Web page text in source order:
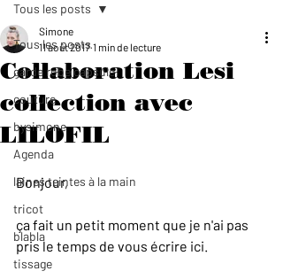
Tous les posts
garde robe capsule
couture
bysimone
Agenda
laines teintes à la main
tricot
blabla
tissage
Tous les posts
Collaboration Lesi
collection avec
LILOFIL
Simone
11 août 2017 1 min de lecture
Bonjour,
ça fait un petit moment que je n'ai pas
pris le temps de vous écrire ici.